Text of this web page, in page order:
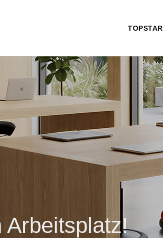
TOPSTAR
Arbeitsplatz!